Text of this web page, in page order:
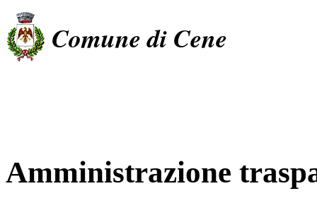
Comune di Cene
Amministrazione